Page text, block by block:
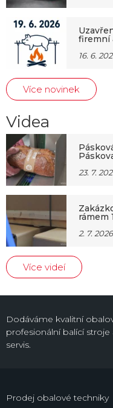
firemní
16. 6.
Více novinek
Videa
23. 7.
rámem
2. 7. 2026
Více videí
Dodáváme kvalitní
profesionální balící
servis.
Prodej obalové techniky